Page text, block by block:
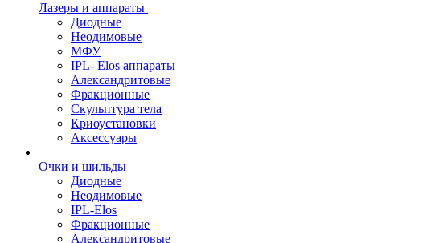
Лазеры и аппараты
Диодные
Неодимовые
МФУ
IPL- Elos аппараты
Александритовые
Фракционные
Скульптура тела
Криоустановки
Аксессуары
Очки и шильды
Диодные
Неодимовые
IPL-Elos
Фракционные
Александритовые